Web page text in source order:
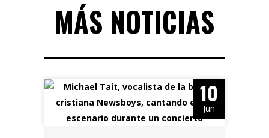
MÁS NOTICIAS
10
Jun